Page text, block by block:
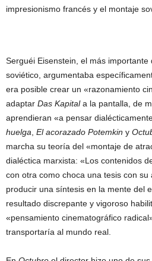
impresionismo francés y el montaje
Serguéi Eisenstein, el más
soviético, argumentaba
era posible crear un «razonamiento
adaptar Das Kapitala la pantalla, de
aprendieran «a pensar
huelga El acorazado Potemkin y
marcha su teoría del «montaje de
dialéctica marxista: «Los contenidos
con otra como choca una tesis con
producir una síntesis en la mente del
resultado discrepante y vigoroso
«pensamiento cinematográfico
transportaría al mundo real.